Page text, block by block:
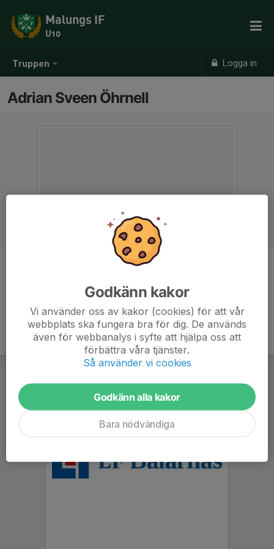
Truppen Logga in
Malungs IF
U10
Adrian Sveen Öhrnell
Godkänn kakor
Vi använder oss av kakor (cookies) för att vår
webbplats ska fungera bra för dig. De används
även för webbanalys i syfte att hjälpa oss att
förbättra våra tjänster.
Så använder vi cookies
Godkänn alla kakor
Bara nödvändiga